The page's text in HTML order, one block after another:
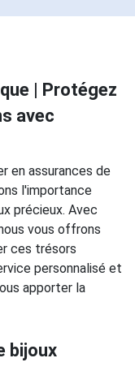
| Protégez
avec
en assurances de
l'importance
précieux. Avec
vous offrons
ces trésors
personnalisé et
apporter la
bijoux